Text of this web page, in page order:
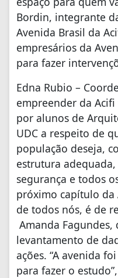
Bordin, integrante
Avenida Brasil da
empresários da
para fazer
Edna Rubio –
empreender da
por alunos de
UDC a respeito de
população deseja,
estrutura
segurança e todos
próximo capítulo da
de todos nós, é de
Amanda
levantamento de
ações. “A avenida
para fazer o